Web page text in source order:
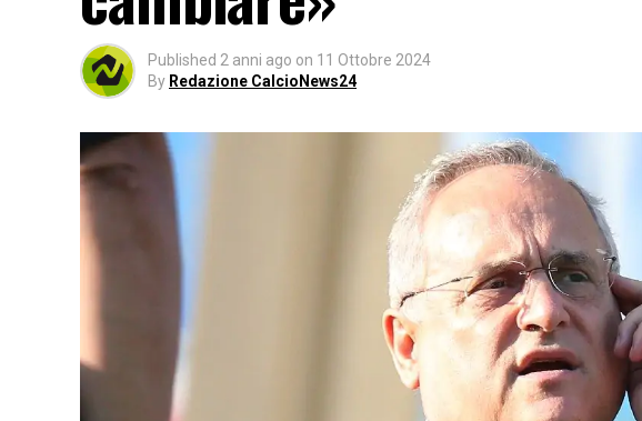
Published 2 anni ago on 11 Ottobre 2024
By Redazione CalcioNews24